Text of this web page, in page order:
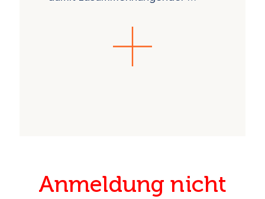
Anmeldung nicht